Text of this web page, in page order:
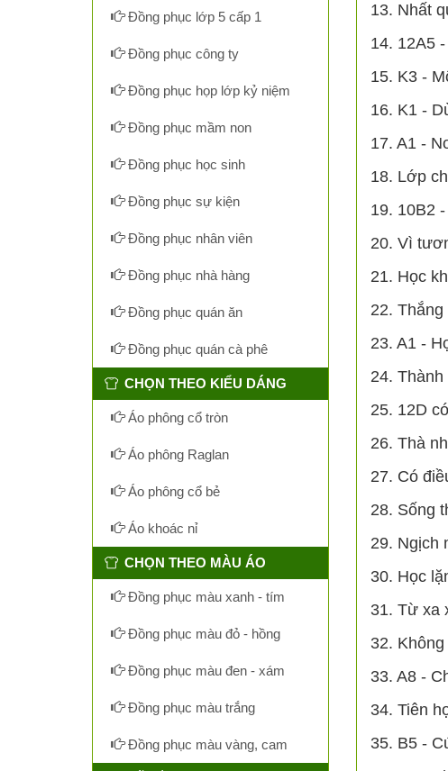
13. Nhất
14. 12A5
15. K3 -
16. K1 -
17. A1 -
18. Lớp
19. 10B2
20. Vì
21. Học
22.
23. A1 -
24.
25. 12D
26. Thà
27. Có
28. Sống
29. Ngịch
30. Học
31. Từ xa
32.
33. A8 -
34. Tiên
35. B5 -
Đồng phục lớp 5 cấp 1
Đồng phục công ty
Đồng phục họp lớp kỷ niệm
Đồng phục mầm non
Đồng phục học sinh
Đồng phục sự kiện
Đồng phục nhân viên
Đồng phục nhà hàng
Đồng phục quán ăn
Đồng phục quán cà phê
CHỌN THEO KIỂU DÁNG
Áo phông cổ tròn
Áo phông Raglan
Áo phông cổ bẻ
Áo khoác nỉ
CHỌN THEO MÀU ÁO
Đồng phục màu xanh - tím
Đồng phục màu đỏ - hồng
Đồng phục màu đen - xám
Đồng phục màu trắng
Đồng phục màu vàng, cam